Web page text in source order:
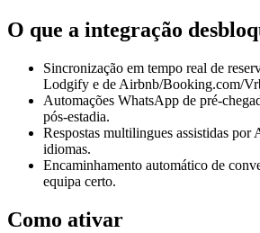
O que a integração
Sincronização em tempo real de
Lodgify e de Airbnb/Booking.com/
Automações WhatsApp de pré-
pós-estadia.
Respostas multilingues assistidas por
idiomas.
Encaminhamento automático de
equipa certo.
Como ativar